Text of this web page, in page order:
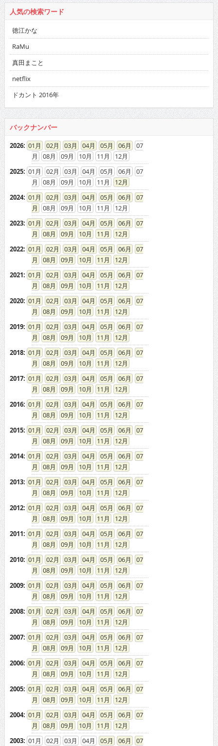
人気の検索ワード
徳江かな
RaMu
真田まこと
netflix
ドカント 2016年
バックナンバー
2026: 01 02 03 04 05 06
07
08
09 10 11
12
2025: 01 02 03 04 05 06
07
08
09 10 11
12
2024: 01 02 03 04 05 06
07
08
09 10 11
12
2023: 01 02 03 04 05 06
07
08
09 10 11
12
2022: 01 02 03 04 05 06
07
08
09 10 11
12
2021: 01 02 03 04 05 06
07
08
09 10 11
12
2020: 01 02 03 04 05 06
07
08
09 10 11
12
2019: 01 02 03 04 05 06
07
08
09 10 11
12
2018: 01 02 03 04 05 06
07
08
09 10 11
12
2017: 01 02 03 04 05 06
07
08
09 10 11
12
2016: 01 02 03 04 05 06
07
08
09 10 11
12
2015: 01 02 03 04 05 06
07
08
09 10 11
12
2014: 01 02 03 04 05 06
07
08
09 10 11
12
2013: 01 02 03 04 05 06
07
08
09 10 11
12
2012: 01 02 03 04 05 06
07
08
09 10 11
12
2011: 01 02 03 04 05 06
07
08
09 10 11
12
2010: 01 02 03 04 05 06
07
08
09 10 11
12
2009: 01 02 03 04 05 06
07
08
09 10 11
12
2008: 01 02 03 04 05 06
07
08
09 10 11
12
2007: 01 02 03 04 05 06
07
08
09 10 11
12
2006: 01 02 03 04 05 06
07
08
09 10 11
12
2005: 01 02 03 04 05 06
07
08
09 10 11
12
2004: 01 02 03 04 05 06
07
08
09 10 11
12
2003: 01 02 03 04 05 06
07